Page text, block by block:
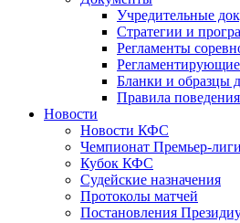
Учредительные
Стратегии и
Регламенты
Бланки и образцы
Правила
Новости
Новости КФС
Чемпионат Премьер-
Кубок КФС
Судейские назначения
Протоколы матчей
Постановления